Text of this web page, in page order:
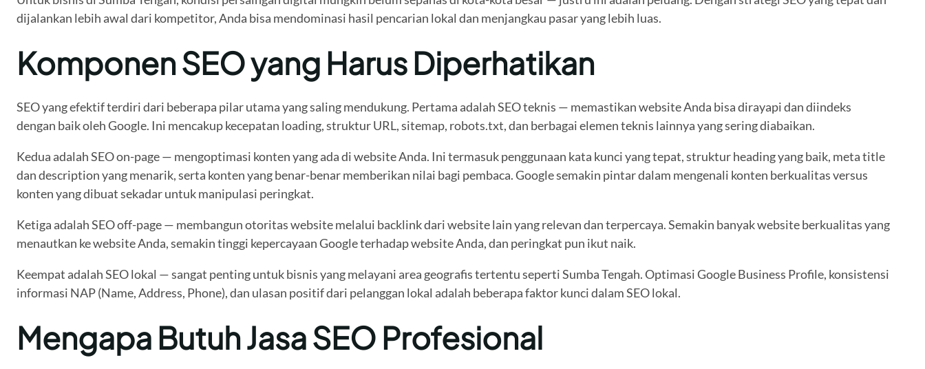
dijalankan lebih awal dari kompetitor, Anda bisa mendominasi hasil pencarian lokal dan menjangkau pasar yang lebih luas.
Komponen SEO yang Harus Diperhatikan
SEO yang efektif terdiri dari beberapa pilar utama yang saling mendukung. Pertama adalah SEO teknis — memastikan website Anda bisa dirayapi dan diindeks
dengan baik oleh Google. Ini mencakup kecepatan loading, struktur URL, sitemap, robots.txt, dan berbagai elemen teknis lainnya yang sering diabaikan.
Kedua adalah SEO on-page — mengoptimasi konten yang ada di website Anda. Ini termasuk penggunaan kata kunci yang tepat, struktur heading yang baik, meta title
dan description yang menarik, serta konten yang benar-benar memberikan nilai bagi pembaca. Google semakin pintar dalam mengenali konten berkualitas versus
konten yang dibuat sekadar untuk manipulasi peringkat.
Ketiga adalah SEO off-page — membangun otoritas website melalui backlink dari website lain yang relevan dan terpercaya. Semakin banyak website berkualitas yang
menautkan ke website Anda, semakin tinggi kepercayaan Google terhadap website Anda, dan peringkat pun ikut naik.
Keempat adalah SEO lokal — sangat penting untuk bisnis yang melayani area geografis tertentu seperti Sumba Tengah. Optimasi Google Business Profile, konsistensi
informasi NAP (Name, Address, Phone), dan ulasan positif dari pelanggan lokal adalah beberapa faktor kunci dalam SEO lokal.
Mengapa Butuh Jasa SEO Profesional